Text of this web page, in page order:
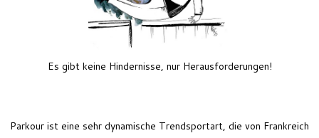
Feriencamp
Jobs
Kontakt
Es gibt keine Hindernisse, nur Herausforderungen!
Parkour ist eine sehr dynamische Trendsportart, die von Frankreich